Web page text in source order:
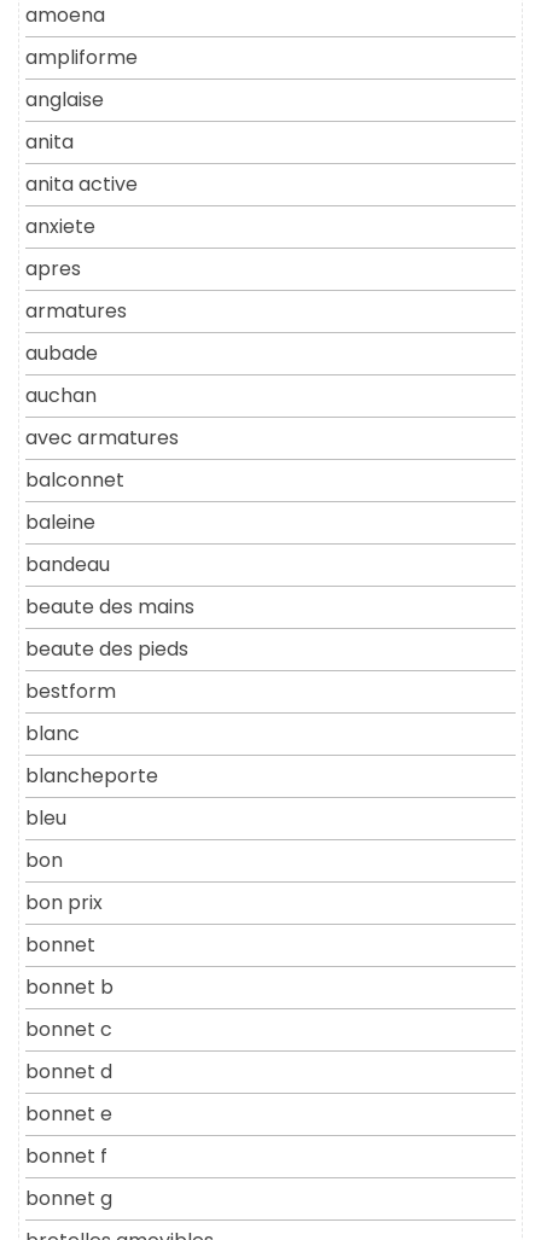
amoena
ampliforme
anglaise
anita
anita active
anxiete
apres
armatures
aubade
auchan
avec armatures
balconnet
baleine
bandeau
beaute des mains
beaute des pieds
bestform
blanc
blancheporte
bleu
bon
bon prix
bonnet
bonnet b
bonnet c
bonnet d
bonnet e
bonnet f
bonnet g